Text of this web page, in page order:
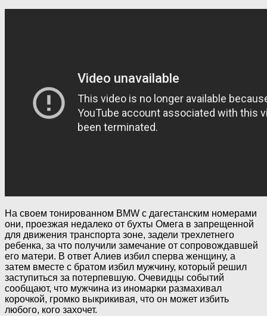
На своем тонированном BMW с дагестанским номерами
они, проезжая недалеко от бухты Омега в запрещенной
для движения транспорта зоне, задели трехлетнего
ребенка, за что получили замечание от сопровождавшей
его матери. В ответ Алиев избил сперва женщину, а
затем вместе с братом избил мужчину, который решил
заступиться за потерпевшую. Очевидцы событий
сообщают, что мужчина из иномарки размахивал
корочкой, громко выкрикивая, что он может избить
любого, кого захочет.